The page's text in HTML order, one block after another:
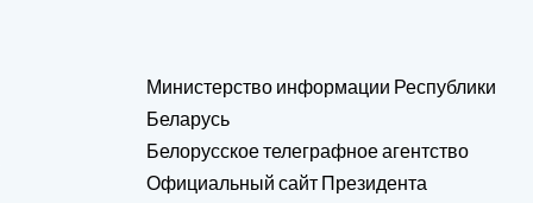
Министерство информации Республики
Беларусь
Белорусское телеграфное агентство
Официальный сайт Президента